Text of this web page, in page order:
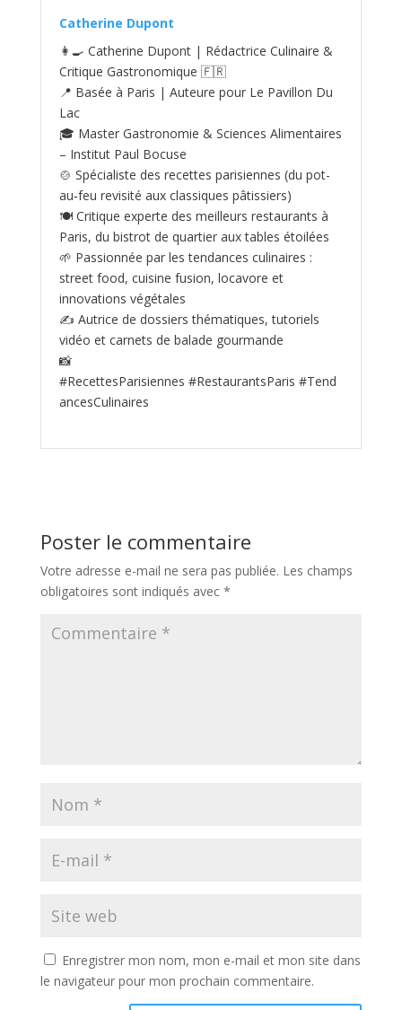
Catherine Dupont
👩‍🍳 Catherine Dupont | Rédactrice Culinaire &
Critique Gastronomique 🇫🇷
📍 Basée à Paris | Auteure pour Le Pavillon Du
Lac
🎓 Master Gastronomie & Sciences Alimentaires
– Institut Paul Bocuse
🍲 Spécialiste des recettes parisiennes (du pot-
au‑feu revisité aux classiques pâtissiers)
🍽️ Critique experte des meilleurs restaurants à
Paris, du bistrot de quartier aux tables étoilées
🌱 Passionnée par les tendances culinaires :
street food, cuisine fusion, locavore et
innovations végétales
✍️ Autrice de dossiers thématiques, tutoriels
vidéo et carnets de balade gourmande
📸
#RecettesParisiennes #RestaurantsParis #Tend
ancesCulinaires
Poster le commentaire
Votre adresse e-mail ne sera pas publiée. Les champs
obligatoires sont indiqués avec *
Enregistrer mon nom, mon e-mail et mon site dans
le navigateur pour mon prochain commentaire.